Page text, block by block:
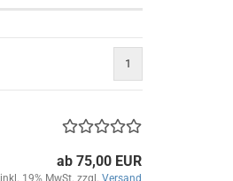
1
ab 75,00 EUR
inkl. 19% MwSt. zzgl. Versand